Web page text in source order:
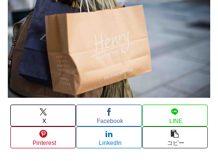
X Facebook LINE
Pinterest LinkedIn コピー